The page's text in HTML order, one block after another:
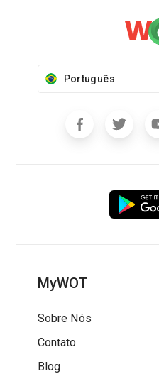
Português
MyWOT
Sobre Nós
Contato
Blog